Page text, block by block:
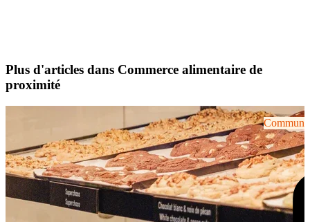
Plus d'articles dans Commerce alimentaire de
proximité